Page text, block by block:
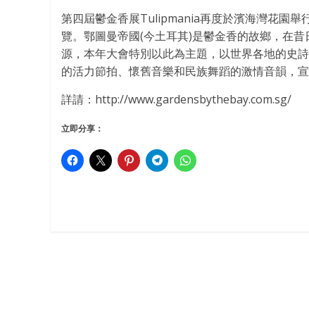
第四屆鬱金香展Tulipmania再度於濱海灣花園舉
覽。鄂圖曼帝國(今土耳其)是鬱金香的故鄉，在
源，本年大會特別以此為主題，以世界各地的史
的活力節拍、懷舊音樂和民族舞蹈的激情音韻，宣
詳請：http://www.gardensbythebay.com.sg/
立即分享：